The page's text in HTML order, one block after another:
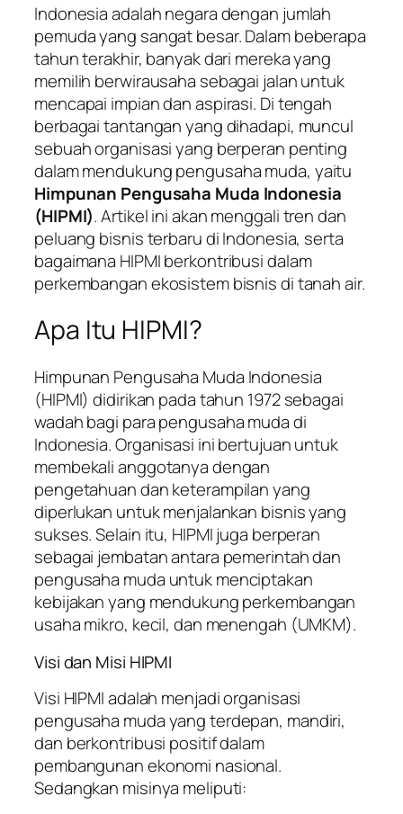
Indonesia adalah negara dengan jumlah
pemuda yang sangat besar. Dalam beberapa
tahun terakhir, banyak dari mereka yang
memilih berwirausaha sebagai jalan untuk
mencapai impian dan aspirasi. Di tengah
berbagai tantangan yang dihadapi, muncul
sebuah organisasi yang berperan penting
dalam mendukung pengusaha muda, yaitu
Himpunan Pengusaha Muda Indonesia
(HIPMI). Artikel ini akan menggali tren dan
peluang bisnis terbaru di Indonesia, serta
bagaimana HIPMI berkontribusi dalam
perkembangan ekosistem bisnis di tanah air.
Apa Itu HIPMI?
Himpunan Pengusaha Muda Indonesia
(HIPMI) didirikan pada tahun 1972 sebagai
wadah bagi para pengusaha muda di
Indonesia. Organisasi ini bertujuan untuk
membekali anggotanya dengan
pengetahuan dan keterampilan yang
diperlukan untuk menjalankan bisnis yang
sukses. Selain itu, HIPMI juga berperan
sebagai jembatan antara pemerintah dan
pengusaha muda untuk menciptakan
kebijakan yang mendukung perkembangan
usaha mikro, kecil, dan menengah (UMKM).
Visi dan Misi HIPMI
Visi HIPMI adalah menjadi organisasi
pengusaha muda yang terdepan, mandiri,
dan berkontribusi positif dalam
pembangunan ekonomi nasional.
Sedangkan misinya meliputi: